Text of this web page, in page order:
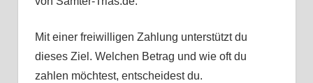
Mit einer freiwilligen Zahlung unterstützt du
dieses Ziel. Welchen Betrag und wie oft du
zahlen möchtest, entscheidest du.